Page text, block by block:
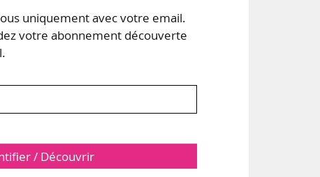
à uniquement avec votre email.
votre abonnement découverte
/ Découvrir